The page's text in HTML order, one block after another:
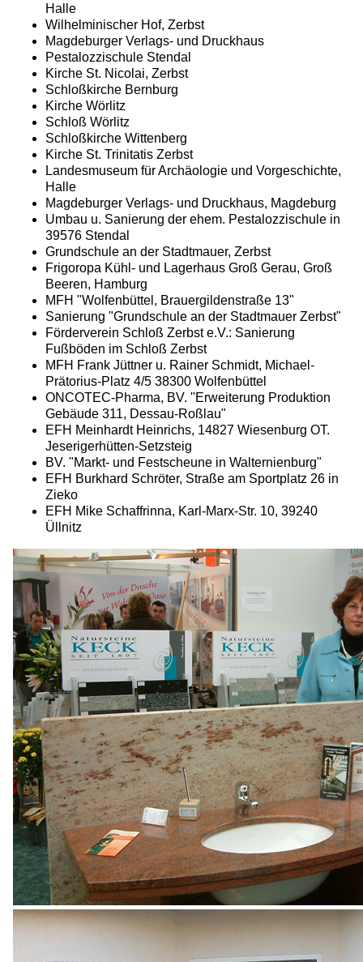
Halle
Wilhelminischer Hof, Zerbst
Magdeburger Verlags- und Druckhaus
Pestalozzischule Stendal
Kirche St. Nicolai, Zerbst
Schloßkirche Bernburg
Kirche Wörlitz
Schloß Wörlitz
Schloßkirche Wittenberg
Kirche St. Trinitatis Zerbst
Landesmuseum für Archäologie und Vorgeschichte,
Halle
Magdeburger Verlags- und Druckhaus, Magdeburg
Umbau u. Sanierung der ehem. Pestalozzischule in
39576 Stendal
Grundschule an der Stadtmauer, Zerbst
Frigoropa Kühl- und Lagerhaus Groß Gerau, Groß
Beeren, Hamburg
MFH "Wolfenbüttel, Brauergildenstraße 13"
Sanierung "Grundschule an der Stadtmauer Zerbst"
Förderverein Schloß Zerbst e.V.: Sanierung
Fußböden im Schloß Zerbst
MFH Frank Jüttner u. Rainer Schmidt, Michael-
Prätorius-Platz 4/5 38300 Wolfenbüttel
ONCOTEC-Pharma, BV. "Erweiterung Produktion
Gebäude 311, Dessau-Roßlau"
EFH Meinhardt Heinrichs, 14827 Wiesenburg OT.
Jeserigerhütten-Setzsteig
BV. "Markt- und Festscheune in Walternienburg"
EFH Burkhard Schröter, Straße am Sportplatz 26 in
Zieko
EFH Mike Schaffrinna, Karl-Marx-Str. 10, 39240
Üllnitz